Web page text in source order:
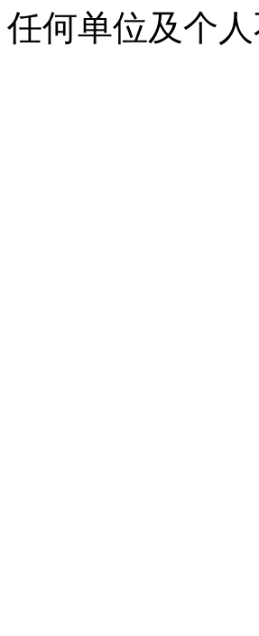
任何单位及个